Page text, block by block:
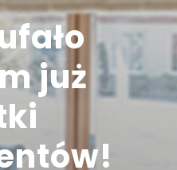
już